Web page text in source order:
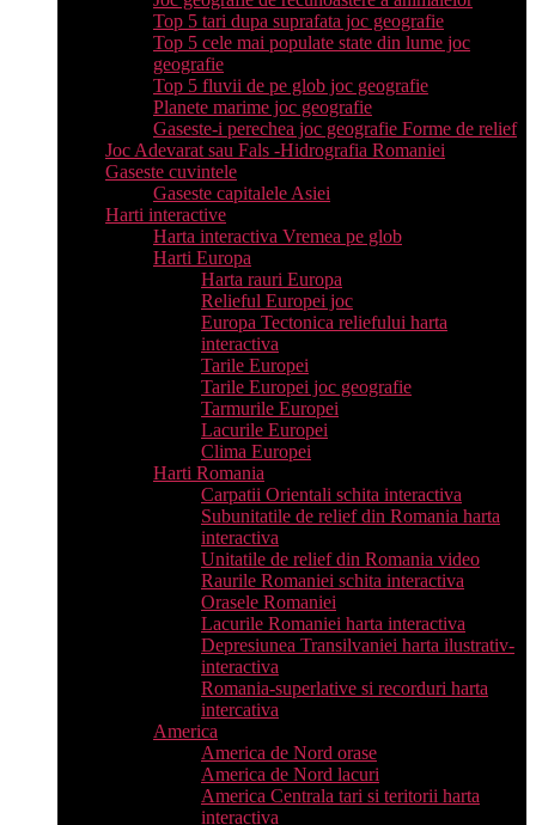
Top 5 tari dupa suprafata joc geografie
Top 5 cele mai populate state din lume joc
geografie
Top 5 fluvii de pe glob joc geografie
Planete marime joc geografie
Gaseste-i perechea joc geografie Forme de relief
Joc Adevarat sau Fals -Hidrografia Romaniei
Gaseste cuvintele
Gaseste capitalele Asiei
Harti interactive
Harta interactiva Vremea pe glob
Harti Europa
Harta rauri Europa
Relieful Europei joc
Europa Tectonica reliefului harta
interactiva
Tarile Europei
Tarile Europei joc geografie
Tarmurile Europei
Lacurile Europei
Clima Europei
Harti Romania
Carpatii Orientali schita interactiva
Subunitatile de relief din Romania harta
interactiva
Unitatile de relief din Romania video
Raurile Romaniei schita interactiva
Orasele Romaniei
Lacurile Romaniei harta interactiva
Depresiunea Transilvaniei harta ilustrativ-
interactiva
Romania-superlative si recorduri harta
intercativa
America
America de Nord orase
America de Nord lacuri
America Centrala tari si teritorii harta
interactiva